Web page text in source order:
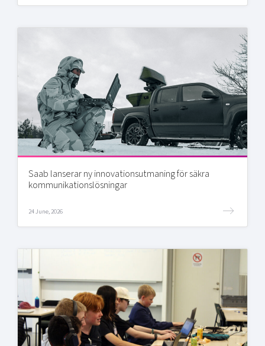
Saab lanserar ny innovationsutmaning för säkra
kommunikationslösningar
24 June, 2026